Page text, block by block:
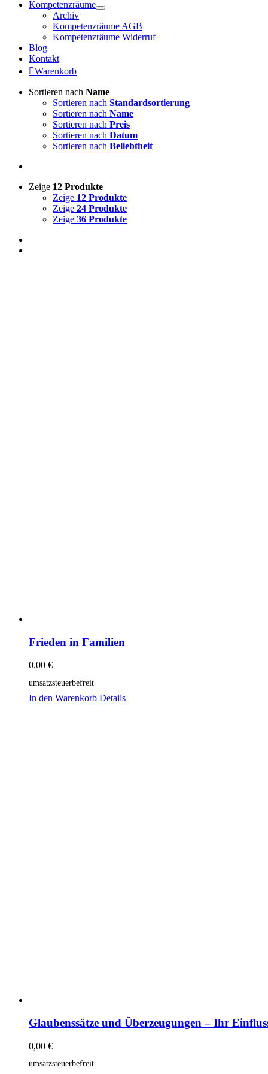
Kompetenzräume
Archiv
Kompetenzräume AGB
Kompetenzräume Widerruf
Blog
Kontakt
Warenkorb
Sortieren nach Name
Sortieren nach Standardsortierung
Sortieren nach Name
Sortieren nach Preis
Sortieren nach Datum
Sortieren nach Beliebtheit
Zeige 12 Produkte
Zeige 12 Produkte
Zeige 24 Produkte
Zeige 36 Produkte
Frieden in Familien
0,00 €
umsatzsteuerbefreit
In den Warenkorb Details
Glaubenssätze und Überzeugungen – Ihr
0,00 €
umsatzsteuerbefreit